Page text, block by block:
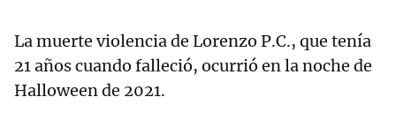
La muerte violencia de Lorenzo P.C., que tenía
21 años cuando falleció, ocurrió en la noche de
Halloween de 2021.